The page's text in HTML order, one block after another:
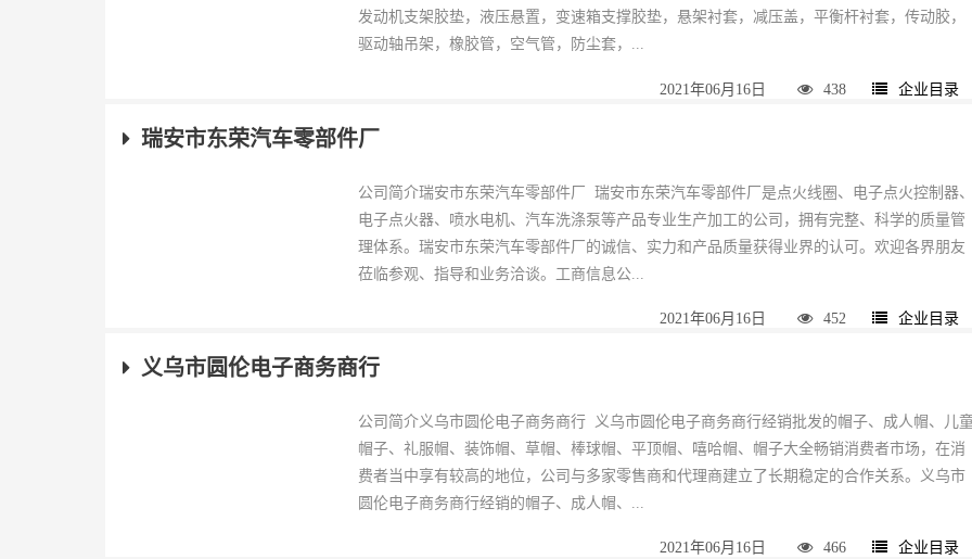
发动机支架胶垫，液压悬置，变速箱支撑胶垫，悬架衬套，减压盖，平衡杆衬套，传动胶，
驱动轴吊架，橡胶管，空气管，防尘套，...
2021年06月16日 438 企业目录
瑞安市东荣汽车零部件厂
公司简介瑞安市东荣汽车零部件厂 瑞安市东荣汽车零部件厂是点火线圈、电子点火控制器
电子点火器、喷水电机、汽车洗涤泵等产品专业生产加工的公司，拥有完整、科学的质量管
理体系。瑞安市东荣汽车零部件厂的诚信、实力和产品质量获得业界的认可。欢迎各界朋友
莅临参观、指导和业务洽谈。工商信息公...
2021年06月16日 452 企业目录
义乌市圆伦电子商务商行
公司简介义乌市圆伦电子商务商行 义乌市圆伦电子商务商行经销批发的帽子、成人帽、儿
帽子、礼服帽、装饰帽、草帽、棒球帽、平顶帽、嘻哈帽、帽子大全畅销消费者市场，在消
费者当中享有较高的地位，公司与多家零售商和代理商建立了长期稳定的合作关系。义乌市
圆伦电子商务商行经销的帽子、成人帽、...
2021年06月16日 466 企业目录